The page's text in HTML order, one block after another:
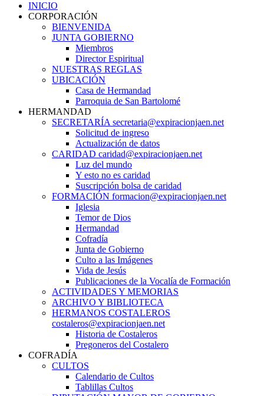
INICIO
CORPORACIÓN
BIENVENIDA
JUNTA GOBIERNO
Miembros
Director Espiritual
NUESTRAS REGLAS
UBICACIÓN
Casa de Hermandad
Parroquia de San Bartolomé
HERMANDAD
SECRETARÍA secretaria@expiracionjaen.net
Solicitud de ingreso
Actualización de datos
CARIDAD caridad@expiracionjaen.net
Luz del mundo
Y esto no es caridad
Suscripción bolsa de caridad
FORMACIÓN formacion@expiracionjaen.net
Iglesia
Temor de Dios
Hermandad
Cofradía
Junta de Gobierno
Culto a las Imágenes
Vida de Jesús
Publicaciones de la Vocalía de Formación
ACTIVIDADES Y MEMORIAS
ARCHIVO Y BIBLIOTECA
HERMANOS COSTALEROS
costaleros@expiracionjaen.net
Historia de Costaleros
Pregoneros del Costalero
COFRADÍA
CULTOS
Calendario de Cultos
Tablillas Cultos